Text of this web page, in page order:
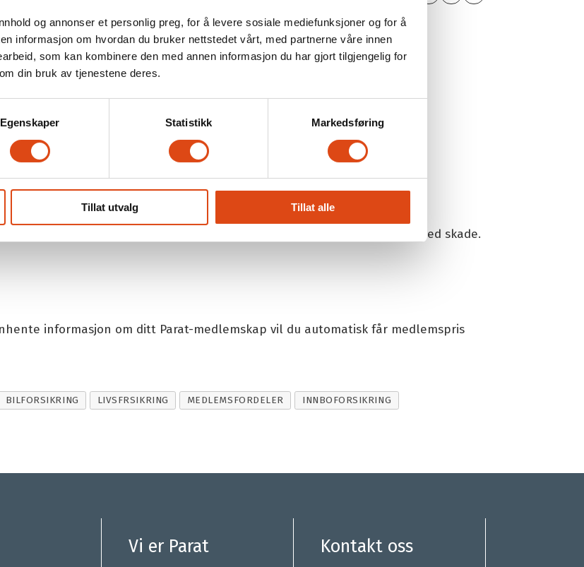
og annonser et personlig preg, for å levere sosiale mediefunksjoner og for å
informasjon om hvordan du bruker nettstedet vårt, med partnerne våre innen
som kan kombinere den med annen informasjon du har gjort tilgjengelig for
din bruk av tjenestene deres.
Egenskaper Statistikk Markedsføring
Tillat utvalg Tillat alle
kan det være lurt å sjekke medlemsbetingelsene dine.
(en per år)
år)
leiebil, 8 års garanti på reparasjoner, veihjelp og maks 10 % bonustap ved skade.
informasjon om ditt Parat-medlemskap vil du automatisk får medlemspris
BILFORSIKRING LIVSFRSIKRING MEDLEMSFORDELER
INNBOFORSIKRING
Vi er Parat Kontakt oss